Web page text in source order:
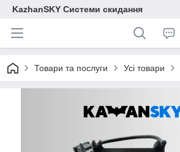
KazhanSKY Системи скидання
Товари та послуги Усі товари